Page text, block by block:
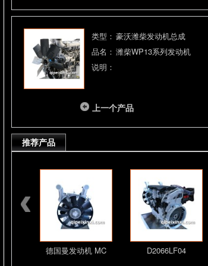
类型： 豪沃潍柴发动机总成
品名： 潍柴WP13系列发动机
说明：
上一个产品
推荐产品
德国曼发动机 MC D2066LF04